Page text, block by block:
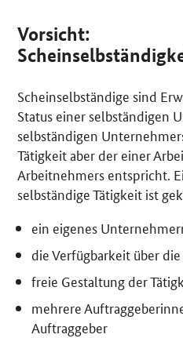
Vorsicht:
Scheinselbständige sind
Status einer selbständigen
selbständigen
Tätigkeit aber der einer
Arbeitnehmers entspricht.
selbständige Tätigkeit ist
ein eigenes
die Verfügbarkeit über
freie Gestaltung der
mehrere
Auftraggeber